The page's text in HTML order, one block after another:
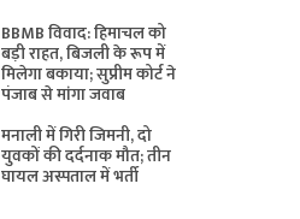
BBMB विवाद: हिमाचल को
बड़ी राहत, बिजली के रूप में
मिलेगा बकाया; सुप्रीम कोर्ट ने
पंजाब से मांगा जवाब
मनाली में गिरी जिमनी, दो
युवकों की दर्दनाक मौत; तीन
घायल अस्पताल में भर्ती